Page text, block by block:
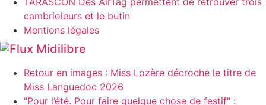
cambrioleurs et le butin
Mentions légales
Midilibre
Retour en images : Miss Lozère décroche le titre de
Miss Languedoc 2026
"Pour l’été. Pour faire quelque chose de festif" :